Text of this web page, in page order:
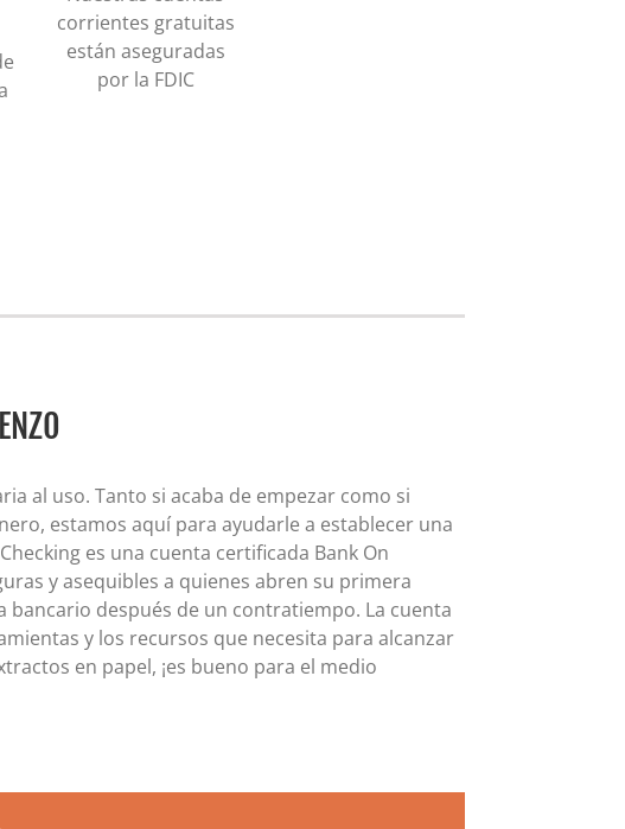
corrientes gratuitas
están aseguradas
por la FDIC
al uso. Tanto si acaba de empezar como si
estamos aquí para ayudarle a establecer una
es una cuenta certificada Bank On
y asequibles a quienes abren su primera
después de un contratiempo. La cuenta
y los recursos que necesita para alcanzar
en papel, ¡es bueno para el medio